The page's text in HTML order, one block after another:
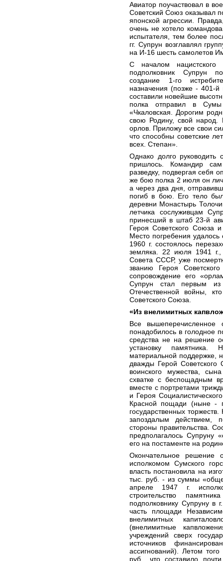
Авиатор поучаствовал в
Советский Союз оказывал
японской агрессии.
очень не хотело
испытателя, тем более
гг. Супрун возглавлял
на И-16 шесть самолетов
С началом
подполковник Супрун
создание 1-го
назначения (позже - 401-
составили новейшие
полка отправил в
«Чкаловская. Дорогим
свою Родину, свой народ.
орлов. Приложу все свои
что способны советские
всех. Степан».
Однако долго
пришлось. Командир
разведку, подвергая себя
же бою полка 2 июля он
а через два дня,
погиб в бою. Его тело
деревни Монастырь
летчика сослуживцам
принесший в штаб 23-й
Героя Советского Союза
Место погребения
1960 г. состоялось
земляка. 22 июля 1941 г.,
Совета СССР, уже
званию Героя
сопровождение его
Супрун стал первым
Отечественной войны,
Советского Союза.
«Из внелимитных
Все
понадобилось в голодное
средства не на решение
установку
материальной поддержке,
дважды Герой Советского
воинского мужества,
схватке с беспощадным
вместе с портретами
и Героя
Красной пощади (ныне -
государственных
запоздалым действием,
стороны правительства.
предполагалось Супруну
его на постаменте на
Окончательное решение
исполкомом Сумского
власть постановила на
тыс. руб. - из суммы
апреле 1947 г.
строительство
подполковнику Супруну
часть площади
внелимитных
(внелимитные
учреждений сверх
источников
ассигнований). Летом
руб., что составило